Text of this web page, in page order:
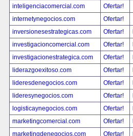
inteligenciacomercial.com
Ofertar!
internetynegocios.com
Ofertar!
inversionesestrategicas.com
Ofertar!
investigacioncomercial.com
Ofertar!
investigacionestrategica.com
Ofertar!
liderazgoexitoso.com
Ofertar!
lideresdenegocios.com
Ofertar!
lideresynegocios.com
Ofertar!
logisticaynegocios.com
Ofertar!
marketingcomercial.com
Ofertar!
marketingdenegocios.com
Ofertar!